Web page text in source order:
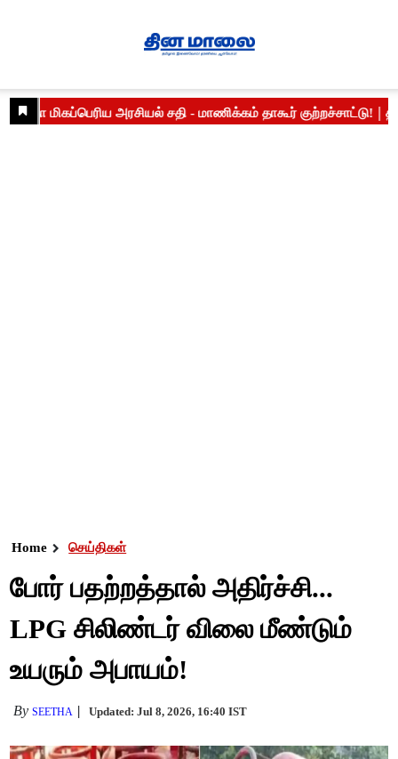
Home செய்திகள்
போர் பதற்றத்தால் அதிர்ச்சி...
LPG சிலிண்டர் விலை மீண்டும்
உயரும் அபாயம்!
BySEETHA Updated: Jul 8, 2026, 16:40 IST